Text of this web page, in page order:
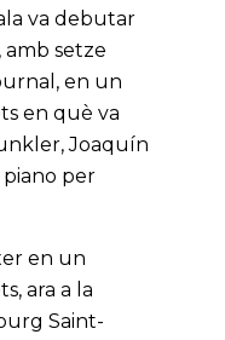
va debutar
amb setze
en un
en què va
Joaquín
per
en un
ara a la
Saint-